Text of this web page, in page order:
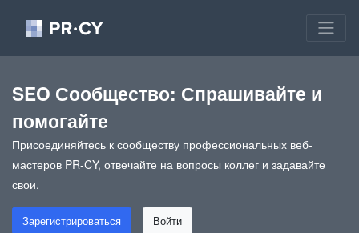
SEO Сообщество: Спрашивайте и
помогайте
Присоединяйтесь к сообществу профессиональных веб-
мастеров PR-CY, отвечайте на вопросы коллег и задавайте
свои.
Зарегистрироваться Войти